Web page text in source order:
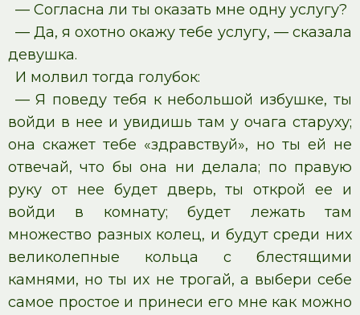
— Согласна ли ты оказать мне одну услугу?
— Да, я охотно окажу тебе услугу, — сказала
девушка.
И молвил тогда голубок:
— Я поведу тебя к небольшой избушке, ты
войди в нее и увидишь там у очага старуху;
она скажет тебе «здравствуй», но ты ей не
отвечай, что бы она ни делала; по правую
руку от нее будет дверь, ты открой ее и
войди в комнату; будет лежать там
множество разных колец, и будут среди них
великолепные кольца с блестящими
камнями, но ты их не трогай, а выбери себе
самое простое и принеси его мне как можно